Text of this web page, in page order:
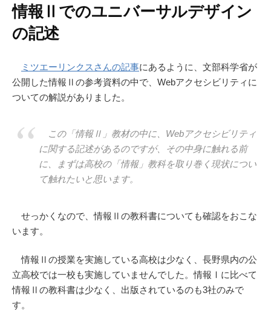
情報Ⅱでのユニバーサルデザイン
の記述
ミツエーリンクスさんの記事にあるように、文部科学省が
公開した情報Ⅱの参考資料の中で、Webアクセシビリティに
ついての解説がありました。
この「情報Ⅱ」教材の中に、Webアクセシビリティ
に関する記述があるのですが、その中身に触れる前
に、まずは高校の「情報」教科を取り巻く現状につい
て触れたいと思います。
せっかくなので、情報Ⅱの教科書についても確認をおこな
います。
情報Ⅱの授業を実施している高校は少なく、長野県内の公
立高校では一校も実施していませんでした。情報Ⅰに比べて
情報Ⅱの教科書は少なく、出版されているのも3社のみで
す。